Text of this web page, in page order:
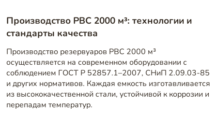
Производство РВС 2000 м³: технологии и
стандарты качества
Производство резервуаров РВС 2000 м³
осуществляется на современном оборудовании с
соблюдением ГОСТ Р 52857.1–2007, СНиП 2.09.03-85
и других нормативов. Каждая емкость изготавливается
из высококачественной стали, устойчивой к коррозии и
перепадам температур.